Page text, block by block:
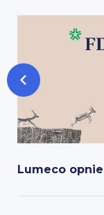
Lumeco